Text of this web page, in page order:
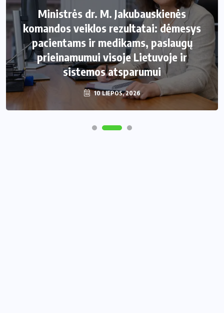
Ministrės dr. M. Jakubauskienės
komandos veiklos rezultatai: dėmesys
pacientams ir medikams, paslaugų
prieinamumui visoje Lietuvoje ir
sistemos atsparumui
10 LIEPOS, 2026